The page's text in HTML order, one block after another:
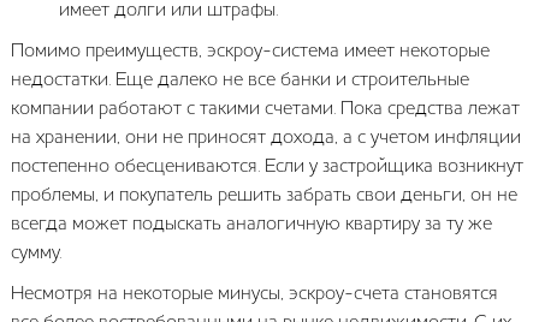
имеет долги или штрафы.
Помимо преимуществ, эскроу-система имеет некоторые
недостатки. Еще далеко не все банки и строительные
компании работают с такими счетами. Пока средства лежат
на хранении, они не приносят дохода, а с учетом инфляции
постепенно обесцениваются. Если у застройщика возникнут
проблемы, и покупатель решить забрать свои деньги, он не
всегда может подыскать аналогичную квартиру за ту же
сумму.
Несмотря на некоторые минусы, эскроу-счета становятся